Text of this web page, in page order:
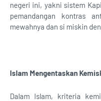
negeri ini, yakni sistem
pemandangan kontras
mewahnya dan si miskin
Islam Mengentaskan
Dalam Islam, kriteria